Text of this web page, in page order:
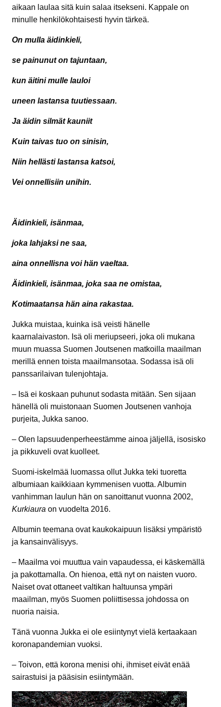
aikaan laulaa sitä kuin salaa itsekseni. Kappale on
minulle henkilökohtaisesti hyvin tärkeä.
On mulla äidinkieli,
se painunut on tajuntaan,
kun äitini mulle lauloi
uneen lastansa tuutiessaan.
Ja äidin silmät kauniit
Kuin taivas tuo on sinisin,
Niin hellästi lastansa katsoi,
Vei onnellisiin unihin.
Äidinkieli, isänmaa,
joka lahjaksi ne saa,
aina onnellisna voi hän vaeltaa.
Äidinkieli, isänmaa, joka saa ne omistaa,
Kotimaatansa hän aina rakastaa.
Jukka muistaa, kuinka isä veisti hänelle
kaarnalaivaston. Isä oli meriupseeri, joka oli mukana
muun muassa Suomen Joutsenen matkoilla maailman
merillä ennen toista maailmansotaa. Sodassa isä oli
panssarilaivan tulenjohtaja.
– Isä ei koskaan puhunut sodasta mitään. Sen sijaan
hänellä oli muistonaan Suomen Joutsenen vanhoja
purjeita, Jukka sanoo.
– Olen lapsuudenperheestämme ainoa jäljellä, isosisko
ja pikkuveli ovat kuolleet.
Suomi-iskelmää luomassa ollut Jukka teki tuoretta
albumiaan kaikkiaan kymmenisen vuotta. Albumin
vanhimman laulun hän on sanoittanut vuonna 2002,
Kurkiaura on vuodelta 2016.
Albumin teemana ovat kaukokaipuun lisäksi ympäristö
ja kansainvälisyys.
– Maailma voi muuttua vain vapaudessa, ei käskemällä
ja pakottamalla. On hienoa, että nyt on naisten vuoro.
Naiset ovat ottaneet valtikan haltuunsa ympäri
maailman, myös Suomen poliittisessa johdossa on
nuoria naisia.
Tänä vuonna Jukka ei ole esiintynyt vielä kertaakaan
koronapandemian vuoksi.
– Toivon, että korona menisi ohi, ihmiset eivät enää
sairastuisi ja pääsisin esiintymään.